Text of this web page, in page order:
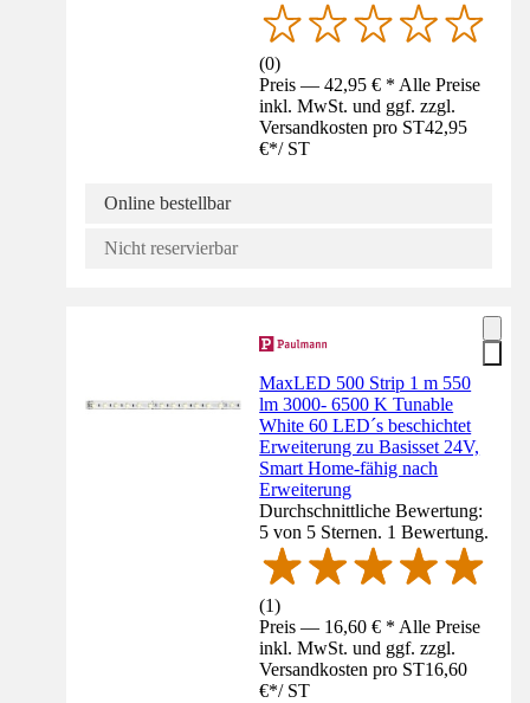
(0)
Preis — 42,95 € * Alle Preise
inkl. MwSt. und ggf. zzgl.
Versandkosten pro ST42,95
€*/ ST
Online bestellbar
Nicht reservierbar
MaxLED 500 Strip 1 m 550
lm 3000- 6500 K Tunable
White 60 LED´s beschichtet
Erweiterung zu Basisset 24V,
Smart Home-fähig nach
Erweiterung
Durchschnittliche Bewertung:
5 von 5 Sternen. 1 Bewertung.
(1)
Preis — 16,60 € * Alle Preise
inkl. MwSt. und ggf. zzgl.
Versandkosten pro ST16,60
€*/ ST